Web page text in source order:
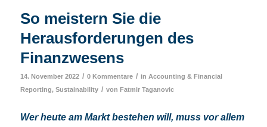
So meistern Sie die
Herausforderungen des
Finanzwesens
14. November 2022 / 0 Kommentare / in Accounting & Financial
Reporting, Sustainability / von Fatmir Taganovic
Wer heute am Markt bestehen will, muss vor allem